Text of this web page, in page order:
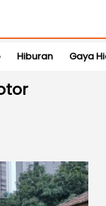
Hiburan Gaya